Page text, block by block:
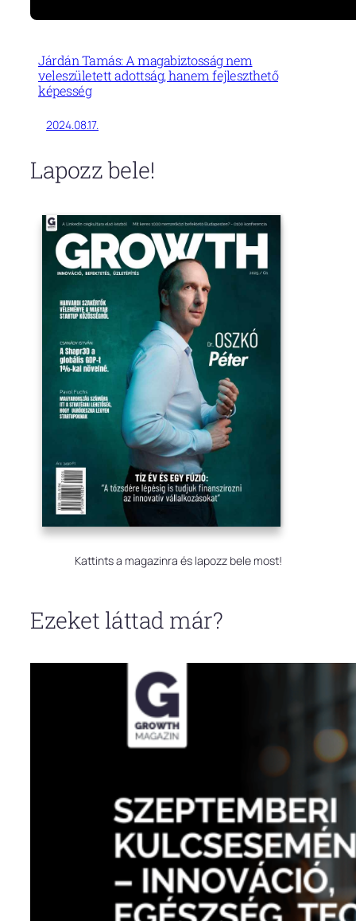
Járdán Tamás: A magabiztosság nem
veleszületett adottság, hanem fejleszthető
képesség
2024.08.17.
Lapozz bele!
Kattints a magazinra és lapozz bele most!
Ezeket láttad már?